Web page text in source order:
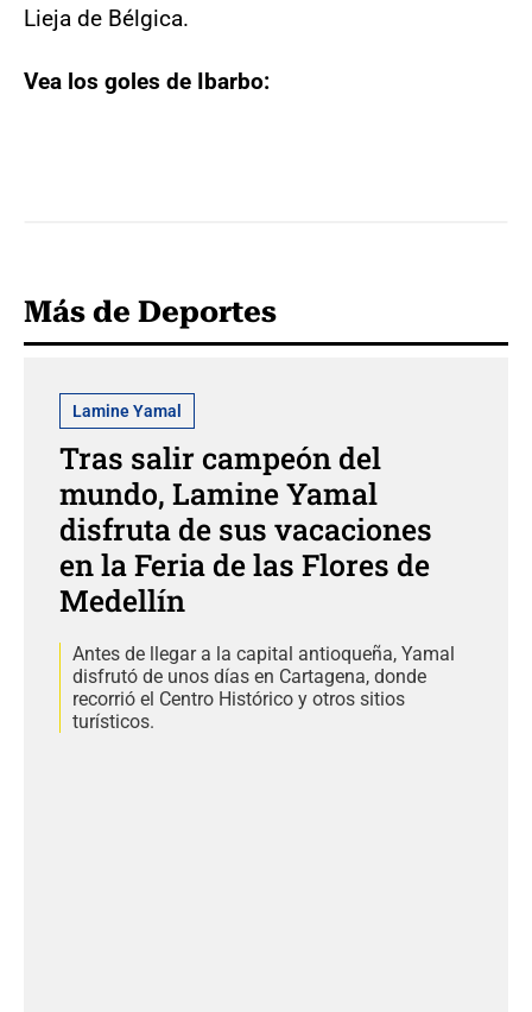
Lieja de Bélgica.
Vea los goles de Ibarbo:
Más de Deportes
Lamine Yamal
Tras salir campeón del
mundo, Lamine Yamal
disfruta de sus vacaciones
en la Feria de las Flores de
Medellín
Antes de llegar a la capital antioqueña, Yamal
disfrutó de unos días en Cartagena, donde
recorrió el Centro Histórico y otros sitios
turísticos.